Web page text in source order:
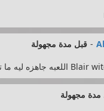
- قبل مدة مجهولة
مدة مجهولة